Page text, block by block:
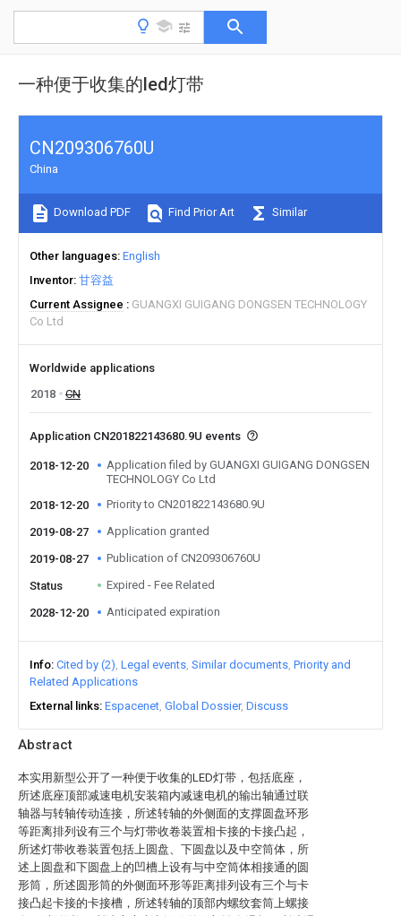
一种便于收集的led灯带
Abstract
本实用新型公开了一种便于收集的LED灯带，包括底座，
所述底座顶部减速电机安装箱内减速电机的输出轴通过联
轴器与转轴传动连接，所述转轴的外侧面的支撑圆盘环形
等距离排列设有三个与灯带收卷装置相卡接的卡接凸起，
所述灯带收卷装置包括上圆盘、下圆盘以及中空筒体，所
述上圆盘和下圆盘上的凹槽上设有与中空筒体相接通的圆
形筒，所述圆形筒的外侧面环形等距离排列设有三个与卡
接凸起卡接的卡接槽，所述转轴的顶部内螺纹套筒上螺接
CN209306760U
China
Download PDF Find Prior Art Similar
Other languages English
Inventor 甘容益
Current Assignee
GUANGXI GUIGANG DONGSEN TECHNOLOGY
Co Ltd
Worldwide applications
2018
CN
Application CN201822143680.9U events
2018-12-20
Application filed by GUANGXI GUIGANG DONGSEN
TECHNOLOGY Co Ltd
2018-12-20
Priority to CN201822143680.9U
2019-08-27 Application granted
2019-08-27 Publication of CN209306760U
Status Expired - Fee Related
2028-12-20 Anticipated expiration
Info Cited by (2) Legal events Similar documents Priority and
Related Applications
External links Espacenet Global Dossier Discuss